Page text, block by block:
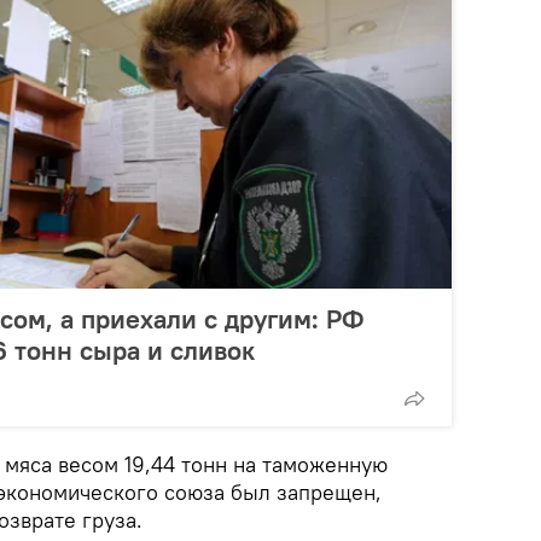
а приехали с другим: РФ
тонн сыра и сливок
весом 19,44 тонн на таможенную
союза был запрещен,
груза.